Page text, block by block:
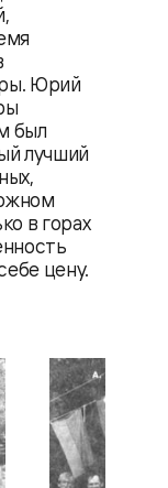
Юрий
был
лучший
в горах
цену.